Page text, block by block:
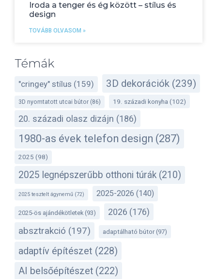
Iroda a tenger és ég között – stílus és
design
TOVÁBB OLVASOM »
Témák
"cringey" stílus (159) 3D dekorációk (239)
3D nyomtatott utcai bútor (86) 19. századi konyha (102)
20. századi olasz dizájn (186)
1980-as évek telefon design (287)
2025 (98)
2025 legnépszerűbb otthoni túrák (210)
2025 tesztelt ágynemű (72) 2025-2026 (140)
2025-ös ajándékötletek (93) 2026 (176)
absztrakció (197) adaptálható bútor(97)
adaptív építészet (228)
AI belsőépítészet (222)